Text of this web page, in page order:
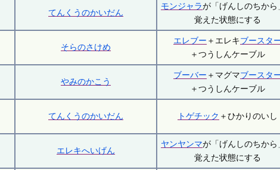
てんくうのかいだん
モンジャラが「げんしのちから
覚えた状態にする
そらのさけめ
エレブー ＋エレキブースタ
＋つうしんケーブル
やみのかこう
ブーバー ＋マグマブースタ
＋つうしんケーブル
てんくうのかいだん トゲチック ＋ひかりのいし
エレキへいげん
ヤンヤンマが「げんしのちから
覚えた状態にする